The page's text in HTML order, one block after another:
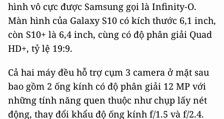
hình vô cực được Samsung gọi là Infinity-O.
Màn hình của Galaxy S10 có kích thước 6,1 inch,
còn S10+ là 6,4 inch, cùng có độ phân giải Quad
HD+, tỷ lệ 19:9.
Cả hai máy đều hỗ trợ cụm 3 camera ở mặt sau
bao gồm 2 ống kính có độ phân giải 12 MP với
những tính năng quen thuộc như chụp lấy nét
động, thay đổi khẩu độ ống kính f/1.5 và f/2.4.